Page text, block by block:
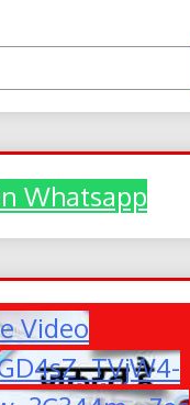
Whatsapp
Video